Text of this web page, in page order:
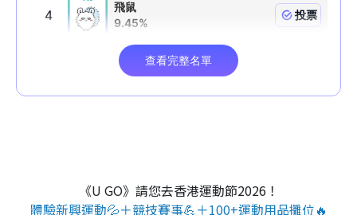
《U GO》請您去香港運動節2026！
體驗新興運動💦＋競技賽事💪＋100+運動用品攤位🔥